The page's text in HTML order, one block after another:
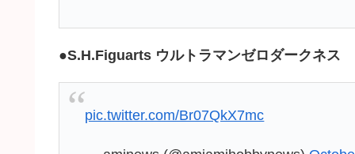
●S.H.Figuarts ウルトラマンゼロダークネス
pic.twitter.com/Br07QkX7mc